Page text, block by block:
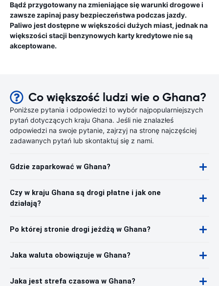
Bądź przygotowany na zmieniające się warunki drogowe i
zawsze zapinaj pasy bezpieczeństwa podczas jazdy.
Paliwo jest dostępne w większości dużych miast, jednak na
większości stacji benzynowych karty kredytowe nie są
akceptowane.
Co większość ludzi wie o Ghana?
Poniższe pytania i odpowiedzi to wybór najpopularniejszych
pytań dotyczących kraju Ghana. Jeśli nie znalazłeś
odpowiedzi na swoje pytanie, zajrzyj na stronę najczęściej
zadawanych pytań lub skontaktuj się z nami.
Gdzie zaparkować w Ghana?
Czy w kraju Ghana są drogi płatne i jak one
działają?
Po której stronie drogi jeżdżą w Ghana?
Jaka waluta obowiązuje w Ghana?
Jaka jest strefa czasowa w Ghana?